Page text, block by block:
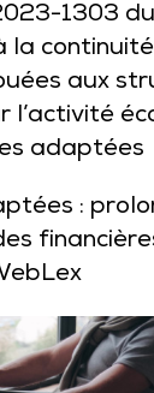
1303
aux
l’activité
adaptées
: